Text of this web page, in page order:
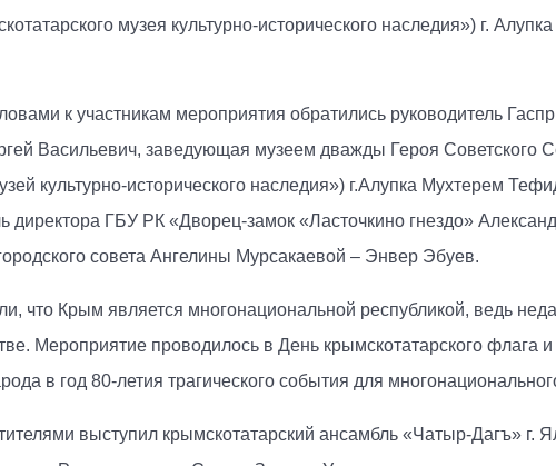
музея культурно-исторического наследия») г.
к участникам мероприятия обратились руководитель
Васильевич, заведующая музеем дважды Героя
культурно-исторического наследия») г.Алупка Мухтерем
директора ГБУ РК «Дворец-замок «Ласточкино гнездо»
совета Ангелины Мурсакаевой – Энвер Эбуев.
что Крым является многонациональной республикой, ведь
Мероприятие проводилось в День крымскотатарского флага
в год 80-летия трагического события для
выступил крымскотатарский ансамбль «Чатыр-Дагъ»